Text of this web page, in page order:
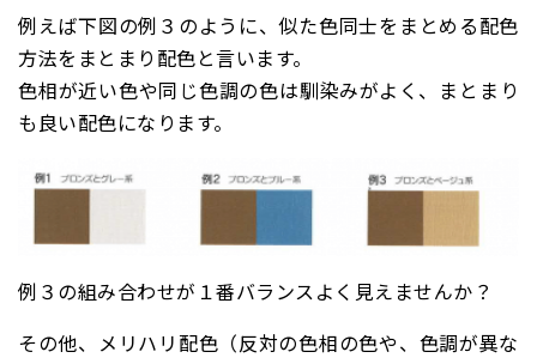
例えば下図の例３のように、似た色同士をまとめる配色
方法を まとまり配色と言います。
色相が近い色や同じ色調の色は馴染みがよく、まとまり
も良い配色になります。
例３の組み合わせが１番バランスよく見えませんか？
その他、メリハリ配色（反対の色相の色や、色調が異な